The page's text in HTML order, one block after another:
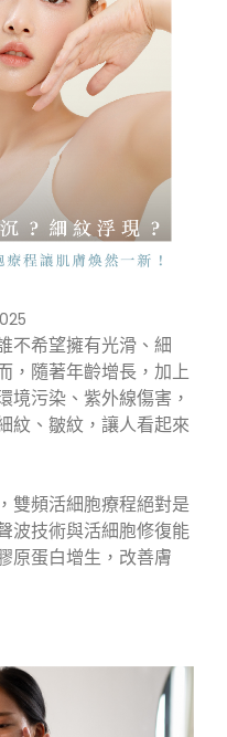
不希望擁有光滑、細
，隨著年齡增長，加上
境污染、紫外線傷害，
紋、皺紋，讓人看起來
雙頻活細胞療程絕對是
波技術與活細胞修復能
原蛋白增生，改善膚